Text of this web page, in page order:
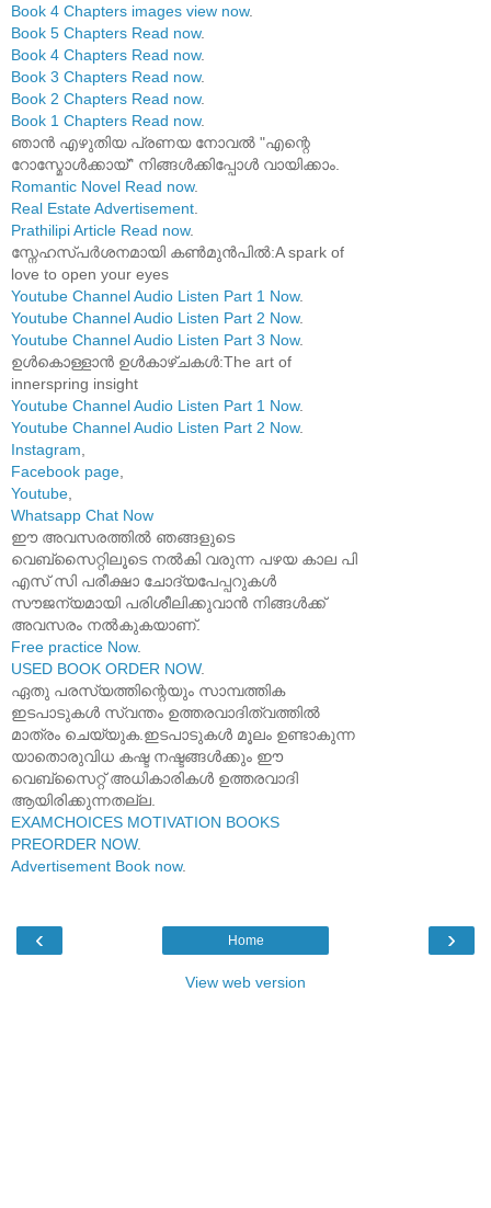
Book 4 Chapters images view now.
Book 5 Chapters Read now.
Book 4 Chapters Read now.
Book 3 Chapters Read now.
Book 2 Chapters Read now.
Book 1 Chapters Read now.
ഞാൻ എഴുതിയ പ്രണയ നോവൽ "എന്റെ
റോസ്മോൾക്കായ്" നിങ്ങൾക്കിപ്പോൾ വായിക്കാം.
Romantic Novel Read now.
Real Estate Advertisement.
Prathilipi Article Read now.
സ്നേഹസ്പർശനമായി കൺമുൻപിൽ:A spark of
love to open your eyes
Youtube Channel Audio Listen Part 1 Now.
Youtube Channel Audio Listen Part 2 Now.
Youtube Channel Audio Listen Part 3 Now.
ഉൾകൊള്ളാൻ ഉൾകാഴ്ചകൾ:The art of
innerspring insight
Youtube Channel Audio Listen Part 1 Now.
Youtube Channel Audio Listen Part 2 Now.
Instagram,
Facebook page,
Youtube,
Whatsapp Chat Now
ഈ അവസരത്തിൽ ഞങ്ങളുടെ
വെബ്സൈറ്റിലൂടെ നൽകി വരുന്ന പഴയ കാല പി
എസ് സി പരീക്ഷാ ചോദ്യപേപ്പറുകൾ
സൗജന്യമായി പരിശീലിക്കുവാൻ നിങ്ങൾക്ക്
അവസരം നൽകുകയാണ്.
Free practice Now.
USED BOOK ORDER NOW.
ഏതു പരസ്യത്തിന്റെയും സാമ്പത്തിക
ഇടപാടുകൾ സ്വന്തം ഉത്തരവാദിത്വത്തിൽ
മാത്രം ചെയ്യുക.ഇടപാടുകൾ മൂലം ഉണ്ടാകുന്ന
യാതൊരുവിധ കഷ്ട നഷ്ടങ്ങൾക്കും ഈ
വെബ്സൈറ്റ് അധികാരികൾ ഉത്തരവാദി
ആയിരിക്കുന്നതല്ല.
EXAMCHOICES MOTIVATION BOOKS
PREORDER NOW.
Advertisement Book now.
‹ ›
Home
View web version